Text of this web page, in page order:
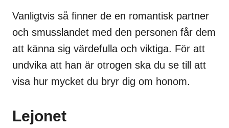
Vanligtvis så finner de en romantisk partner
och smusslandet med den personen får dem
att känna sig värdefulla och viktiga. För att
undvika att han är otrogen ska du se till att
visa hur mycket du bryr dig om honom.
Lejonet